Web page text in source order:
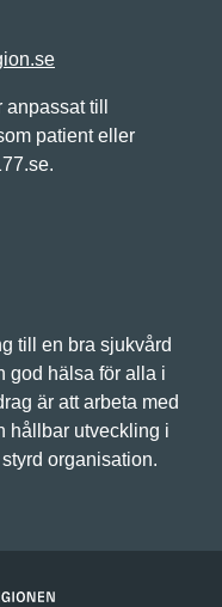
till
patient eller
till en bra sjukvård
god hälsa för alla i
är att arbeta med
hållbar utveckling i
organisation.